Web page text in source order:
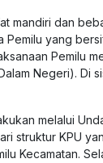
mandiri dan
yang
Pemilu
Negeri). Di
melalui
KPU
Kecamatan.